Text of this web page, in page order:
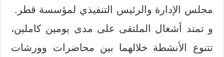
مجلس الإدارة والرئيس التنفيذي لمؤسسة قطر.
و تمتد أشغال الملتقى على مدى يومين كاملين،
تتنوع الأنشطة خلالهما بين محاضرات وورشات